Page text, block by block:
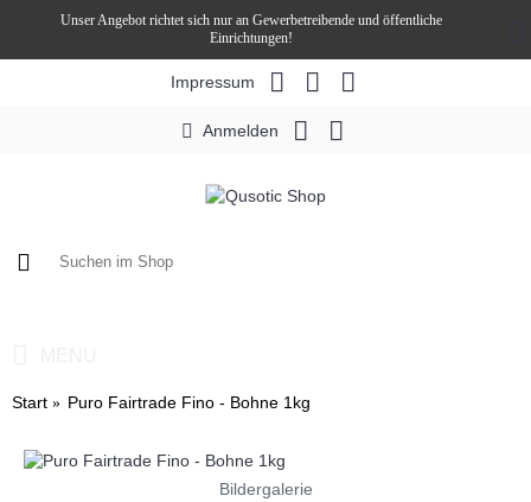
Unser Angebot richtet sich nur an Gewerbetreibende und öffentliche
Einrichtungen!
Impressum
Anmelden
Start Puro Fairtrade Fino - Bohne 1kg
Bildergalerie